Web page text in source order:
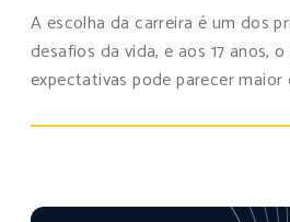
A escolha da carreira é um dos
desafios da vida, e aos 17 anos,
expectativas pode parecer